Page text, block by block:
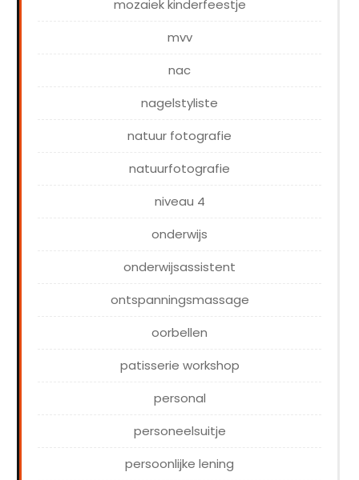
mozaiek kinderfeestje
mvv
nac
nagelstyliste
natuur fotografie
natuurfotografie
niveau 4
onderwijs
onderwijsassistent
ontspanningsmassage
oorbellen
patisserie workshop
personal
personeelsuitje
persoonlijke lening